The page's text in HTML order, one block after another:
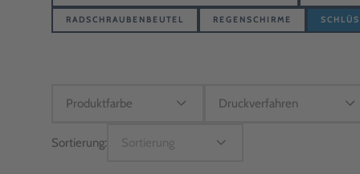
RADSCHRAUBENBEUTEL REGENSCHIRME
Sortierung: Sortierung